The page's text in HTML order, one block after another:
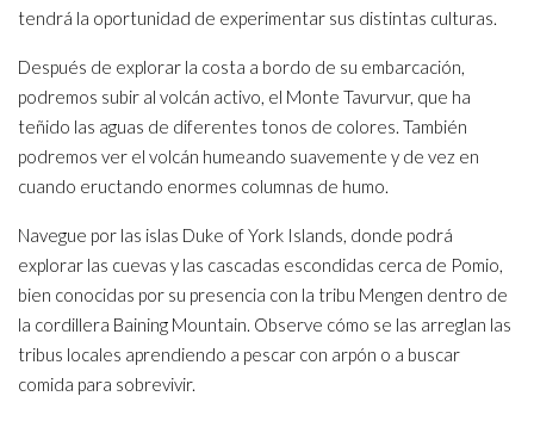
tendrá la oportunidad de experimentar sus distintas culturas.
Después de explorar la costa a bordo de su embarcación,
podremos subir al volcán activo, el Monte Tavurvur, que ha
teñido las aguas de diferentes tonos de colores. También
podremos ver el volcán humeando suavemente y de vez en
cuando eructando enormes columnas de humo.
Navegue por las islas Duke of York Islands, donde podrá
explorar las cuevas y las cascadas escondidas cerca de Pomio,
bien conocidas por su presencia con la tribu Mengen dentro de
la cordillera Baining Mountain. Observe cómo se las arreglan las
tribus locales aprendiendo a pescar con arpón o a buscar
comida para sobrevivir.